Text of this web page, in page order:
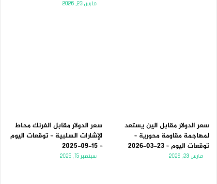
مارس 23, 2026
سعر الدولار مقابل الين يستعد
لمهاجمة مقاومة محورية –
توقعات اليوم – 23-03-2026
مارس 23, 2026
سعر الدولار مقابل الفرنك محاط
الإشارات السلبية – توقعات اليوم
– 15-09-2025
سبتمبر 15, 2025